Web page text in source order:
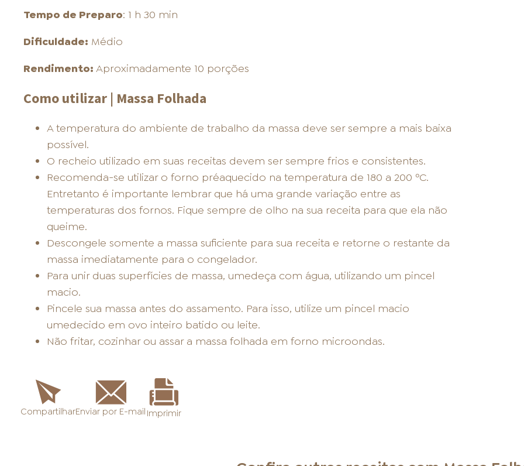
Tempo de Preparo: 1 h 30 min
Dificuldade: Médio
Rendimento: Aproximadamente 10 porções
Como utilizar | Massa Folhada
A temperatura do ambiente de trabalho da massa deve ser sempre a mais baixa
possível.
O recheio utilizado em suas receitas devem ser sempre frios e consistentes.
Recomenda-se utilizar o forno préaquecido na temperatura de 180 a 200 ºC.
Entretanto é importante lembrar que há uma grande variação entre as
temperaturas dos fornos. Fique sempre de olho na sua receita para que ela não
queime.
Descongele somente a massa suficiente para sua receita e retorne o restante da
massa imediatamente para o congelador.
Para unir duas superfícies de massa, umedeça com água, utilizando um pincel
macio.
Pincele sua massa antes do assamento. Para isso, utilize um pincel macio
umedecido em ovo inteiro batido ou leite.
Não fritar, cozinhar ou assar a massa folhada em forno microondas.
CompartilharEnviar por E-mail Imprimir